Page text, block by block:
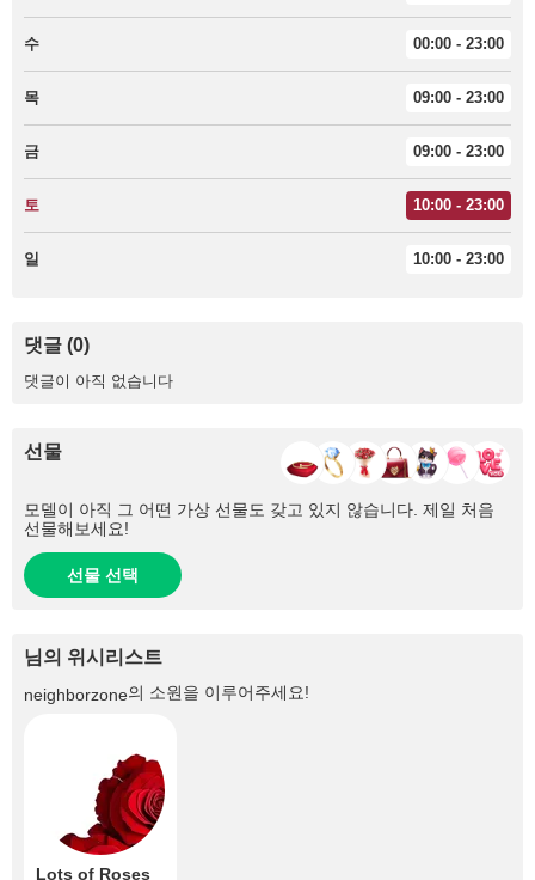
수 00:00 - 23:00
목 09:00 - 23:00
금 09:00 - 23:00
토 10:00 - 23:00
일 10:00 - 23:00
댓글 (0)
댓글이 아직 없습니다
선물
모델이 아직 그 어떤 가상 선물도 갖고 있지 않습니다. 제일 처음
선물해보세요!
선물 선택
님의 위시리스트
neighborzone의 소원을 이루어주세요!
Lots of Roses